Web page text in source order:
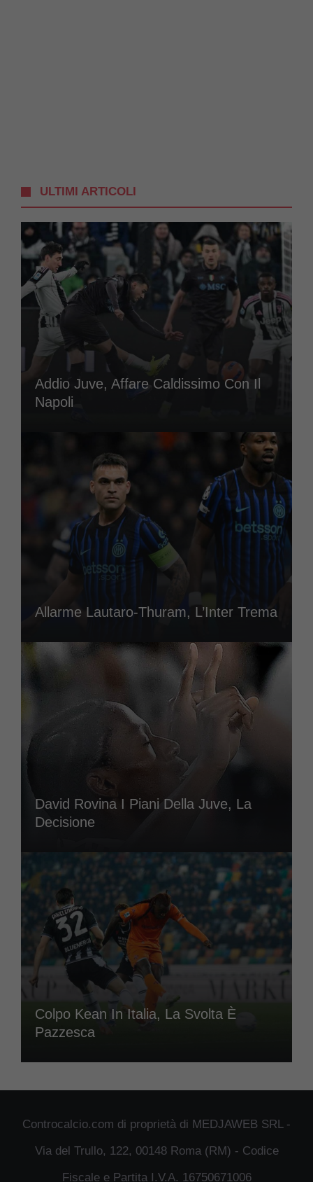
ULTIMI ARTICOLI
Addio Juve, Affare Caldissimo Con Il
Napoli
Allarme Lautaro-Thuram, L’Inter Trema
David Rovina I Piani Della Juve, La
Decisione
Colpo Kean In Italia, La Svolta È
Pazzesca
Controcalcio.com di proprietà di MEDJAWEB SRL -
Via del Trullo, 122, 00148 Roma (RM) - Codice
Fiscale e Partita I.V.A. 16750671006